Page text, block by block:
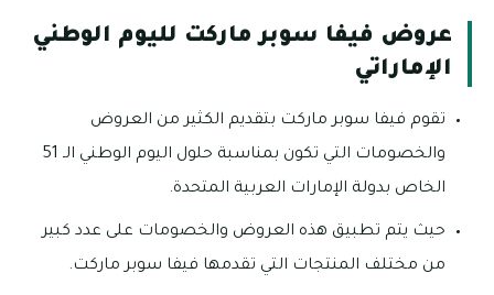
عروض فيفا سوبر ماركت لليوم الوطني
الإماراتي
تقوم فيفا سوبر ماركت بتقديم الكثير من العروض
والخصومات التي تكون بمناسبة حلول اليوم الوطني الـ 51
الخاص بدولة الإمارات العربية المتحدة.
حيث يتم تطبيق هذه العروض والخصومات على عدد كبير
من مختلف المنتجات التي تقدمها فيفا سوبر ماركت.